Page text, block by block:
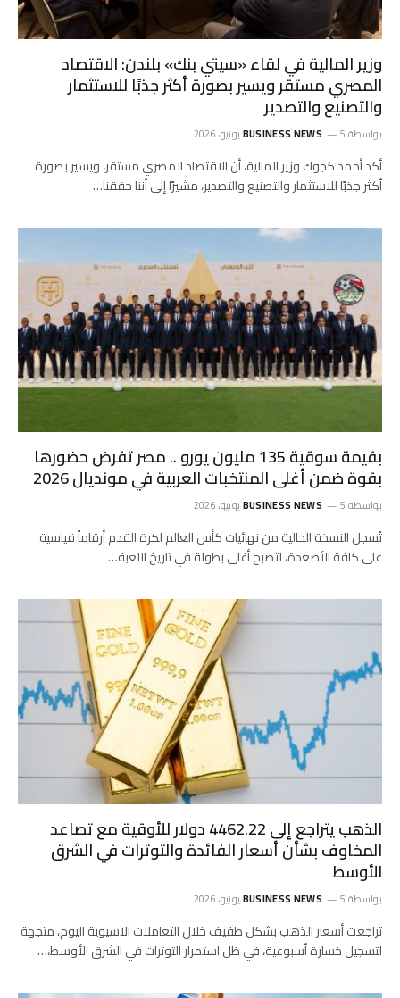
وزير المالية في لقاء «سيتي بنك» بلندن: الاقتصاد
المصري مستقر ويسير بصورة أكثر جذبًا للاستثمار
والتصنيع والتصدير
بواسطة BUSINESS NEWS 5 يونيو، 2026
أكد أحمد كجوك وزير المالية، أن الاقتصاد المصري مستقر، ويسير بصورة
أكثر جذبًا للاستثمار والتصنيع والتصدير، مشيرًا إلى أننا حققنا…
بقيمة سوقية 135 مليون يورو .. مصر تفرض حضورها
بقوة ضمن أغلى المنتخبات العربية في مونديال 2026
بواسطة BUSINESS NEWS 5 يونيو، 2026
تُسجل النسخة الحالية من نهائيات كأس العالم لكرة القدم أرقاماً قياسية
على كافة الأصعدة، لتصبح أغلى بطولة في تاريخ اللعبة…
الذهب يتراجع إلى 4462.22 دولار للأوقية مع تصاعد
المخاوف بشأن أسعار الفائدة والتوترات في الشرق
الأوسط
بواسطة BUSINESS NEWS 5 يونيو، 2026
تراجعت أسعار الذهب بشكل طفيف خلال التعاملات الآسيوية اليوم، متجهة
لتسجيل خسارة أسبوعية، في ظل استمرار التوترات في الشرق الأوسط،…